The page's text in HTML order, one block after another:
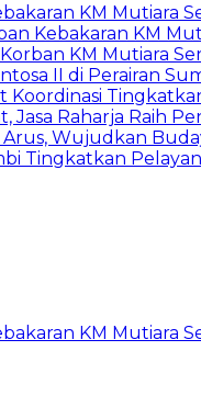
KM Mutiara
Kebakaran KM
KM Mutiara
II di Perairan
Raharja Raih
Wujudkan
Tingkatkan
KM Mutiara